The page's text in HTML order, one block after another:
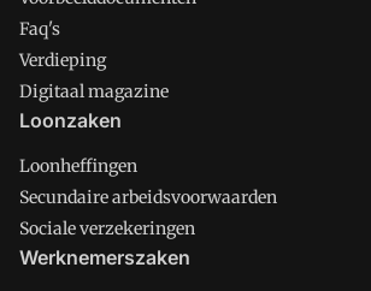
Faq's
Verdieping
Digitaal magazine
Loonzaken
Loonheffingen
Secundaire arbeidsvoorwaarden
Sociale verzekeringen
Werknemerszaken